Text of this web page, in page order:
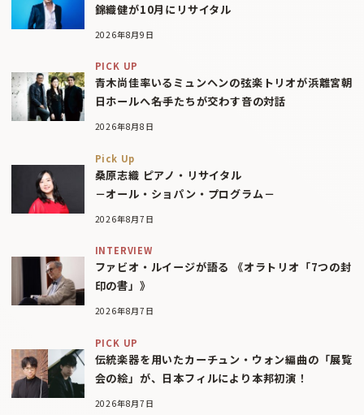
錦織健が10月にリサイタル
2026年8月9日
PICK UP
青木尚佳率いるミュンヘンの弦楽トリオが浜離宮朝
日ホールへ――名手たちが交わす音の対話
2026年8月8日
Pick Up
桑原志織 ピアノ・リサイタル
－オール・ショパン・プログラム－
2026年8月7日
INTERVIEW
ファビオ・ルイージが語る 《オラトリオ「7つの封
印の書」》
2026年8月7日
PICK UP
伝統楽器を用いたカーチュン・ウォン編曲の「展覧
会の絵」が、日本フィルにより本邦初演！
2026年8月7日